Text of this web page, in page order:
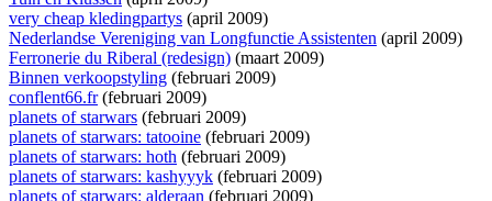
very cheap kledingpartys (april 2009)
Nederlandse Vereniging van Longfunctie Assistenten (april 2009)
Ferronerie du Riberal (redesign) (maart 2009)
Binnen verkoopstyling (februari 2009)
conflent66.fr(februari 2009)
planets of starwars (februari 2009)
planets of starwars: tatooine (februari 2009)
planets of starwars: hoth (februari 2009)
planets of starwars: kashyyyk (februari 2009)
planets of starwars: alderaan (februari 2009)